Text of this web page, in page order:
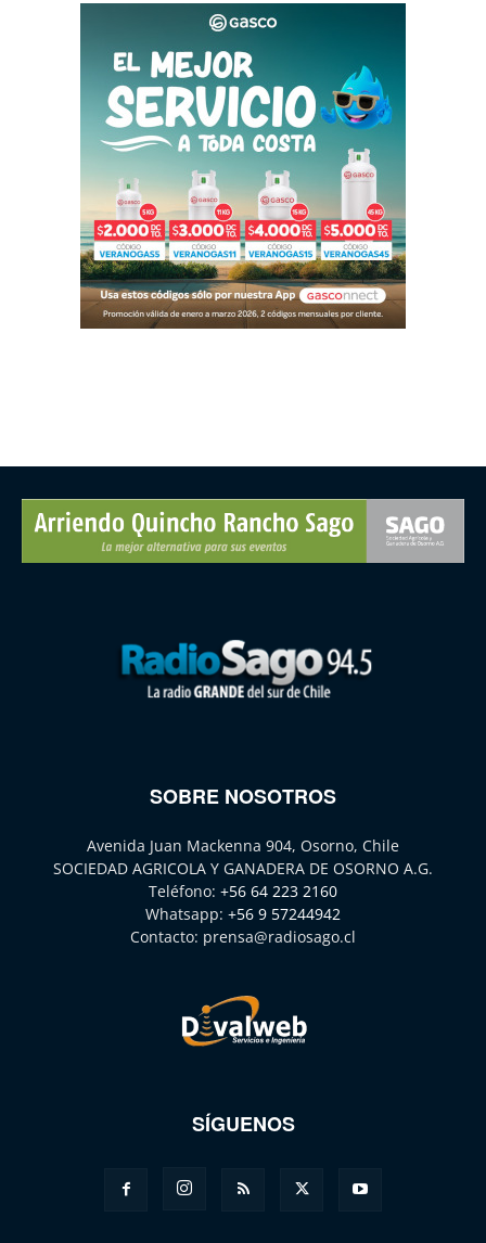
SOBRE NOSOTROS
Avenida Juan Mackenna 904, Osorno, Chile
SOCIEDAD AGRICOLA Y GANADERA DE OSORNO A.G.
Teléfono: +56 64 223 2160
Whatsapp: +56 9 57244942
Contacto: prensa@radiosago.cl
SÍGUENOS